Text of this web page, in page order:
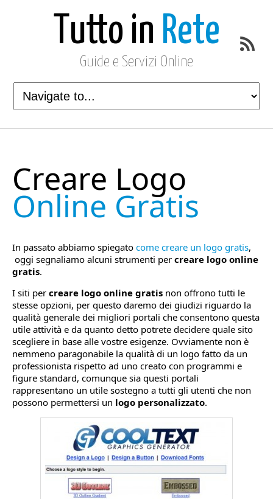
Tutto in Rete
Guide e Servizi Online
Creare Logo
Online Gratis
In passato abbiamo spiegato come creare un logo gratis,
oggi segnaliamo alcuni strumenti per creare logo online
gratis.
I siti per creare logo online gratis non offrono tutti le
stesse opzioni, per questo daremo dei giudizi riguardo la
qualità generale dei migliori portali che consentono questa
utile attività e da quanto detto potrete decidere quale sito
scegliere in base alle vostre esigenze. Ovviamente non è
nemmeno paragonabile la qualità di un logo fatto da un
professionista rispetto ad uno creato con programmi e
figure standard, comunque sia questi portali
rappresentano un utile sostegno a tutti gli utenti che non
possono permettersi un logo personalizzato.